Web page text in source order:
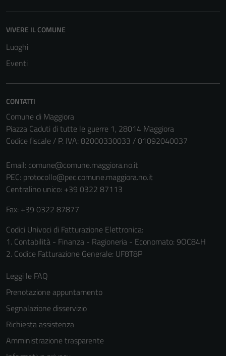
VIVERE IL COMUNE
Luoghi
Eventi
CONTATTI
Comune di Maggiora
Piazza Caduti di tutte le guerre 1, 28014 Maggiora
Codice fiscale / P. IVA: 82000330033 / 01092040037
Email: comune@comune.maggiora.no.it
PEC: protocollo@pec.comune.maggiora.no.it
Centralino unico: +39 0322 87113
Fax: +39 0322 87877
Codici Univoci di Fatturazione Elettronica:
1. Contabilità - Finanza - Ragioneria - Economato: 9OC84H
2. Codice Fatturazione Generale: UF8T8P
Leggi le FAQ
Prenotazione appuntamento
Segnalazione disservizio
Richiesta assistenza
Amministrazione trasparente
Questi cookie
sono necessari
funzionamento
del sito e non
Questi cookie
non raccolgono
informazioni